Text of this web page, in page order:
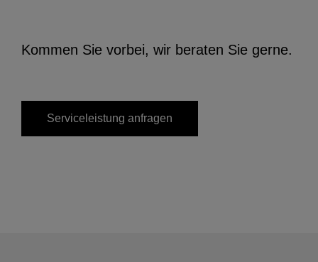
Kommen Sie vorbei, wir beraten Sie gerne.
Serviceleistung anfragen